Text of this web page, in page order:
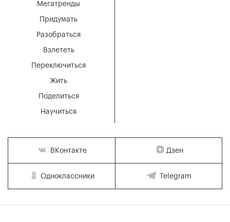
Мегатренды
Придумать
Разобраться
Взлететь
Переключиться
Жить
Поделиться
Научиться
ВКонтакте Дзен
Одноклассники Telegram